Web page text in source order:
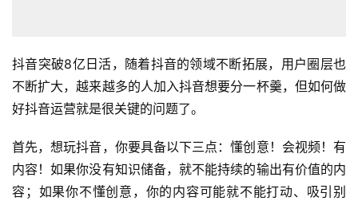
抖音突破8亿日活，随着抖音的领域不断拓展，用户圈层也
不断扩大，越来越多的人加入抖音想要分一杯羹，但如何做
好抖音运营就是很关键的问题了。
首先，想玩抖音，你要具备以下三点：懂创意！会视频！有
内容！如果你没有知识储备，就不能持续的输出有价值的内
容；如果你不懂创意，你的内容可能就不能打动、吸引别